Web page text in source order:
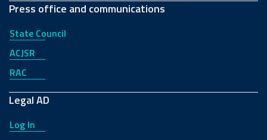
Press office and communications
State Council
ACJSR
RAC
Legal AD
Log In